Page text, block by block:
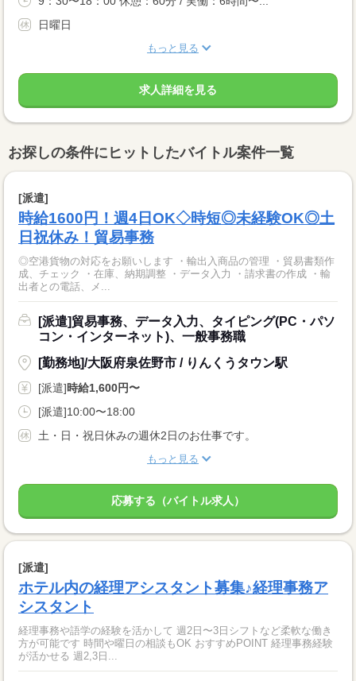
日曜日
もっと見る
求人詳細を見る
お探しの条件にヒットしたバイトル案件一覧
[派遣]
時給1600円！週4日OK◇時短◎未経験OK◎土
日祝休み！貿易事務
◎空港貨物の対応をお願いします ・輸出入商品の管理 ・貿易書類作
成、チェック ・在庫、納期調整 ・データ入力 ・請求書の作成 ・輸
出者との電話、メ...
[派遣]貿易事務、データ入力、タイピング(PC・パソ
コン・インターネット)、一般事務職
[勤務地]/大阪府泉佐野市 / りんくうタウン駅
[派遣]時給1,600円〜
[派遣]10:00〜18:00
土・日・祝日休みの週休2日のお仕事です。
もっと見る
応募する（バイトル求人）
[派遣]
ホテル内の経理アシスタント募集♪経理事務ア
シスタント
経理事務や語学の経験を活かして 週2日〜3日シフトなど柔軟な働き
方が可能です 時間や曜日の相談もOK おすすめPOINT 経理事務経験
が活かせる 週2,3日...